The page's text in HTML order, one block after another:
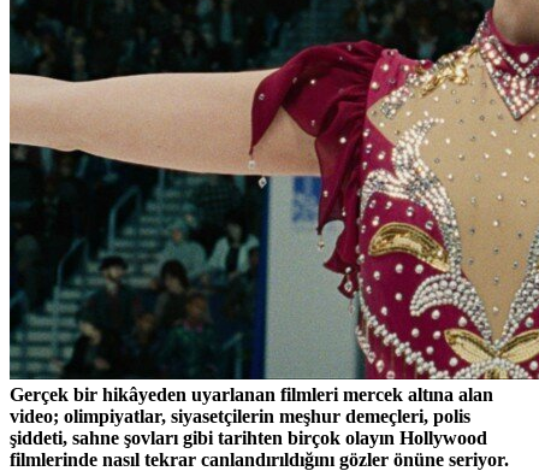
Gerçek bir hikâyeden uyarlanan filmleri mercek altına alan
video; olimpiyatlar, siyasetçilerin meşhur demeçleri, polis
şiddeti, sahne şovları gibi tarihten birçok olayın Hollywood
filmlerinde nasıl tekrar canlandırıldığını gözler önüne seriyor.